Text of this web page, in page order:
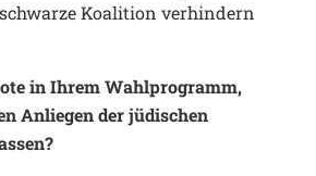
Koalition verhindern
in Ihrem Wahlprogramm,
Anliegen der jüdischen